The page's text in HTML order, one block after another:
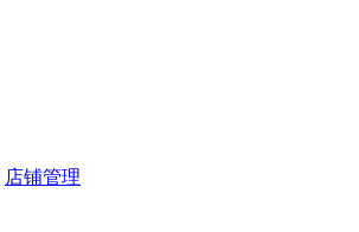
店铺管理